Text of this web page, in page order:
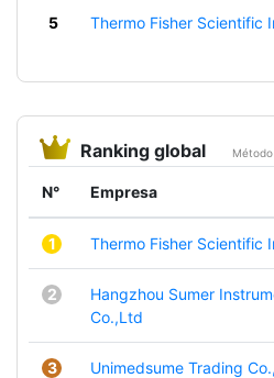
5 Thermo Fisher Scientific
Ranking global
N° Empresa
1 Thermo Fisher Scientific
2
Hangzhou Sumer
Co.,Ltd
3 Unimedsume Trading